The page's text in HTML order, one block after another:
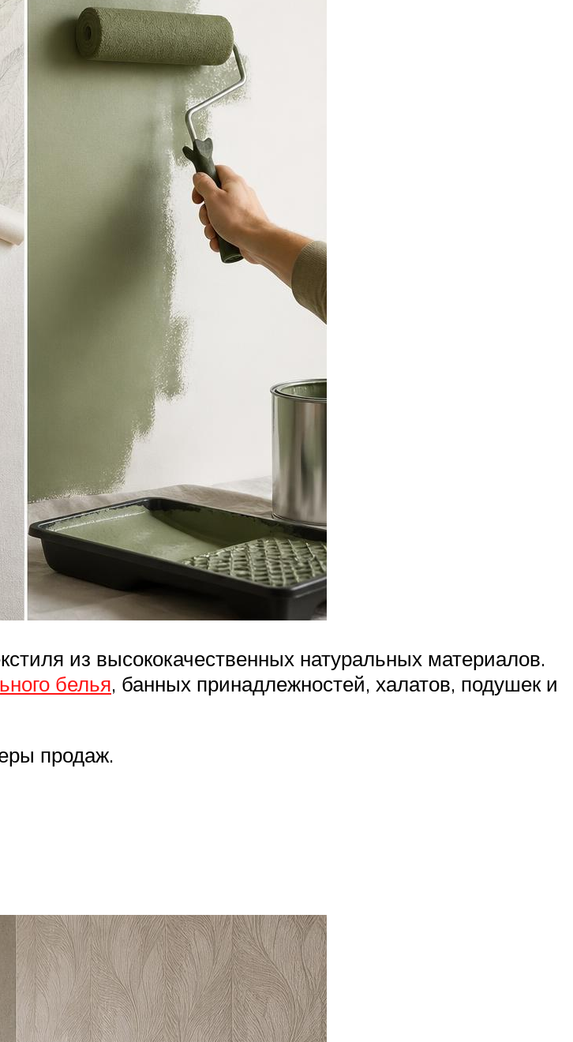
из высококачественных натуральных материалов.
белья, банных принадлежностей, халатов, подушек и
продаж.